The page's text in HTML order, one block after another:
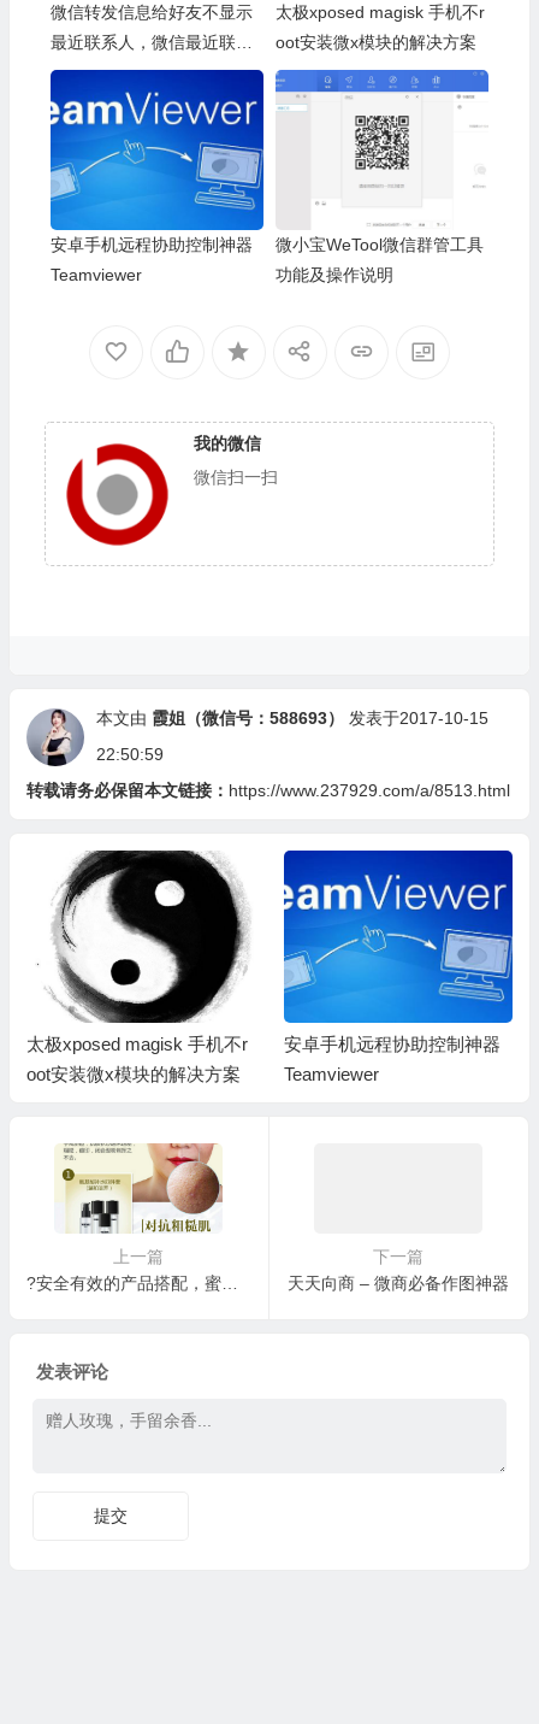
微信转发信息给好友不显示
最近联系人，微信最近联系
人空白
太极xposed magisk 手机不r
oot安装微x模块的解决方案
安卓手机远程协助控制神器
Teamviewer
微小宝WeTool微信群管工具
功能及操作说明
我的微信
微信扫一扫
本文由 霞姐（微信号：588693）
发表于2017-10-15
22:50:59
转载请务必保留本文链接： https://www.237929.com/a/8513.html
太极xposed magisk 手机不r
oot安装微x模块的解决方案
安卓手机远程协助控制神器
Teamviewer
上一篇
?安全有效的产品搭配，蜜都解决你的一切肌肤烦恼‼️
下一篇
天天向商 – 微商必备作图神器
发表评论